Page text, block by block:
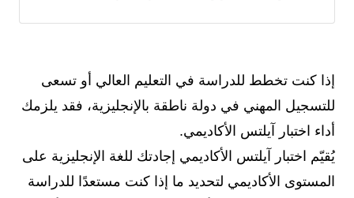
إذا كنت تخطط للدراسة في التعليم العالي أو تسعى
للتسجيل المهني في دولة ناطقة بالإنجليزية، فقد يلزمك
أداء اختبار آيلتس الأكاديمي.
يُقيّم اختبار آيلتس الأكاديمي إجادتك للغة الإنجليزية على
المستوى الأكاديمي لتحديد ما إذا كنت مستعدًا للدراسة